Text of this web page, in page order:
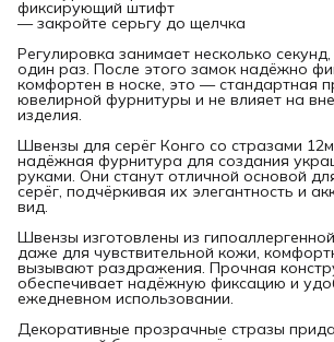
фиксирующий штифт
— закройте серьгу до щелчка
Регулировка занимает несколько
один раз. После этого замок надёжно
комфортен в носке, это — стандартная
ювелирной фурнитуры и не влияет на
изделия.
Швензы для серёг Конго со стразами
надёжная фурнитура для создания
руками. Они станут отличной основой
серёг, подчёркивая их элегантность и
вид.
Швензы изготовлены из
даже для чувствительной кожи,
вызывают раздражения. Прочная
обеспечивает надёжную фиксацию и
ежедневном использовании.
Декоративные прозрачные стразы